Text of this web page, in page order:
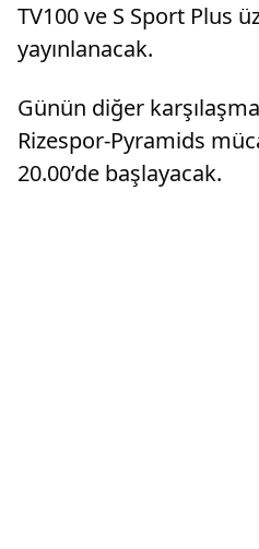
TV100 ve S Sport Plus
yayınlanacak.
Günün diğer
Rizespor-Pyramids
20.00’de başlayacak.